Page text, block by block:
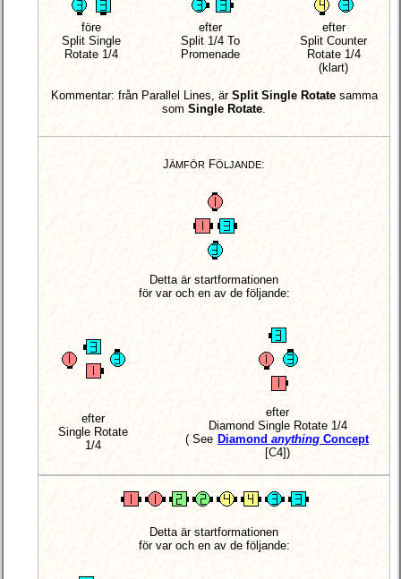
före
Split Single
Rotate 1/4
efter
Split 1/4 To
Promenade
efter
Split Counter
Rotate 1/4
(klart)
Kommentar: från Parallel Lines, är Split Single Rotatesamma
som Single Rotate.
JÄMFÖR FÖLJANDE:
Detta är startformationen
för var och en av de följande:
efter
Single Rotate
1/4
efter
Diamond Single Rotate 1/4
( See Diamond anything Concept
[C4])
Detta är startformationen
för var och en av de följande: